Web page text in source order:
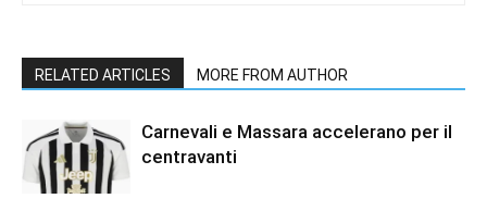
RELATED ARTICLES MORE FROM AUTHOR
Carnevali e Massara accelerano per il
centravanti